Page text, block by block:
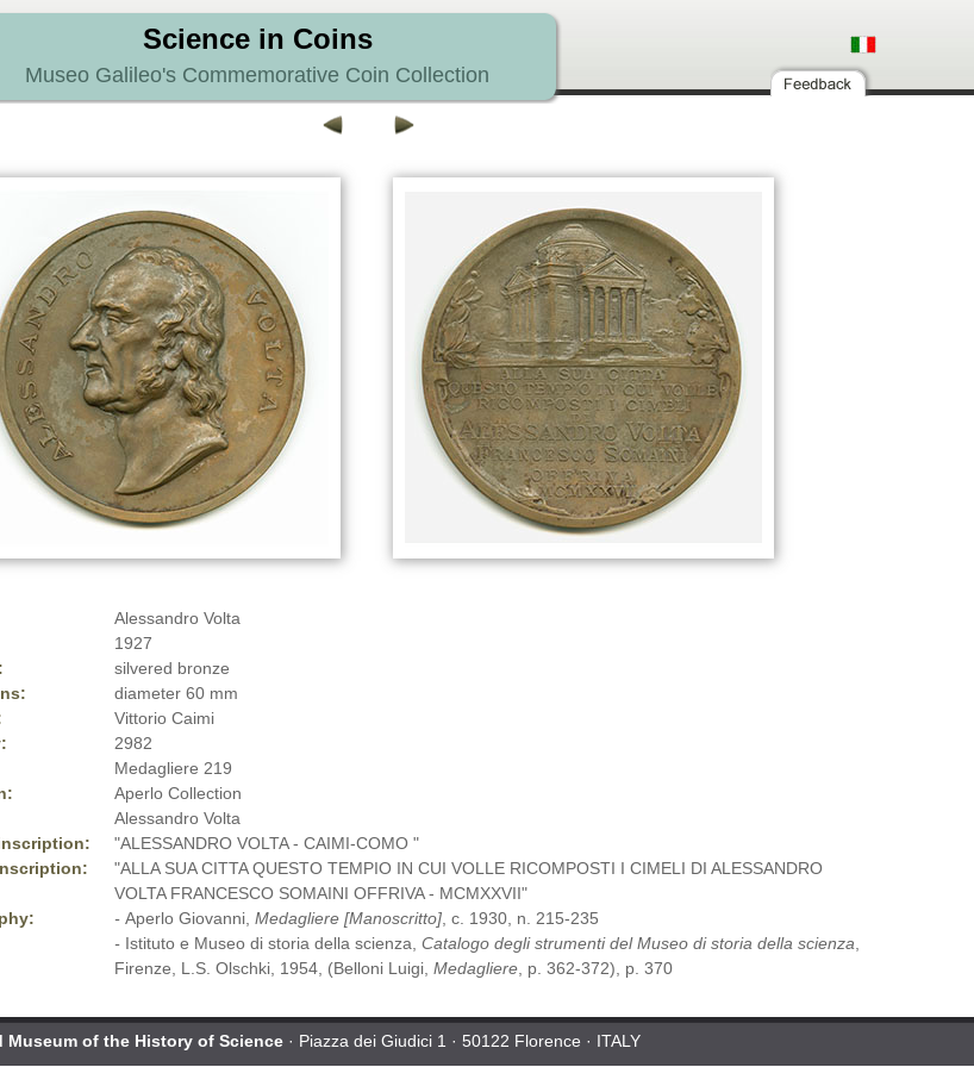
Science in Coins
Museo Galileo's Commemorative Coin Collection
Alessandro Volta
1927
silvered bronze
diameter 60 mm
Vittorio Caimi
2982
Medagliere 219
Aperlo Collection
Alessandro Volta
"ALESSANDRO VOLTA - CAIMI-COMO "
"ALLA SUA CITTA QUESTO TEMPIO IN CUI VOLLE RICOMPOSTI I CIMELI DI ALESSANDRO
VOLTA FRANCESCO SOMAINI OFFRIVA - MCMXXVII"
- Aperlo Giovanni, Medagliere [Manoscritto] , c. 1930, n. 215-235
- Istituto e Museo di storia della scienza, Catalogo degli strumenti del Museo di storia della scienza
Firenze, L.S. Olschki, 1954, (Belloni Luigi, Medagliere , p. 362-372), p. 370
of the History of Science· Piazza dei Giudici 1 · 50122 Florence · ITALY